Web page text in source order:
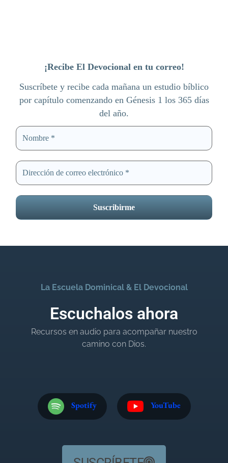
¡Recibe El Devocional en tu correo!
Suscríbete y recibe cada mañana un estudio bíblico
por capítulo comenzando en Génesis 1 los 365 días
del año.
La Escuela Dominical & El Devocional
Escuchalos ahora
Recursos en audio para acompañar nuestro
camino con Dios.
Spotify YouTube